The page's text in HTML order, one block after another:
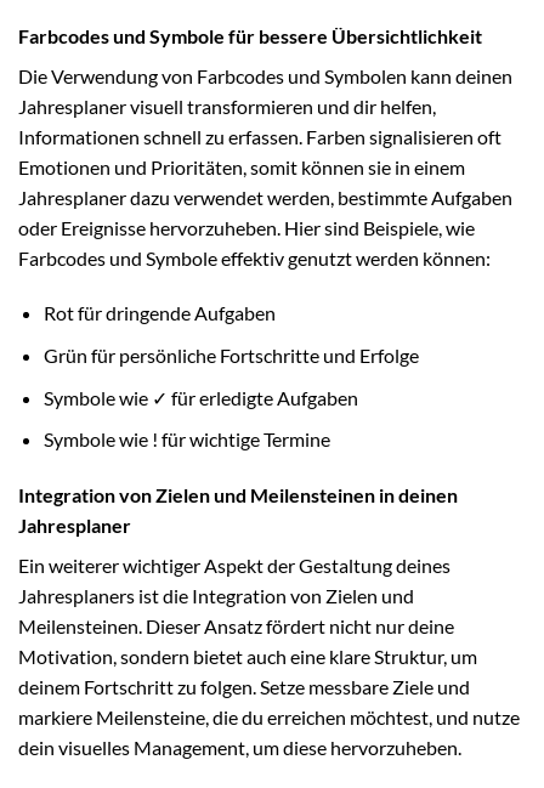
Farbcodes und Symbole für bessere Übersichtlichkeit
Die Verwendung von Farbcodes und Symbolen kann deinen
Jahresplaner visuell transformieren und dir helfen,
Informationen schnell zu erfassen. Farben signalisieren oft
Emotionen und Prioritäten, somit können sie in einem
Jahresplaner dazu verwendet werden, bestimmte Aufgaben
oder Ereignisse hervorzuheben. Hier sind Beispiele, wie
Farbcodes und Symbole effektiv genutzt werden können:
Rot für dringende Aufgaben
Grün für persönliche Fortschritte und Erfolge
Symbole wie ✓ für erledigte Aufgaben
Symbole wie ! für wichtige Termine
Integration von Zielen und Meilensteinen in deinen
Jahresplaner
Ein weiterer wichtiger Aspekt der Gestaltung deines
Jahresplaners ist die Integration von Zielen und
Meilensteinen. Dieser Ansatz fördert nicht nur deine
Motivation, sondern bietet auch eine klare Struktur, um
deinem Fortschritt zu folgen. Setze messbare Ziele und
markiere Meilensteine, die du erreichen möchtest, und nutze
dein visuelles Management, um diese hervorzuheben.